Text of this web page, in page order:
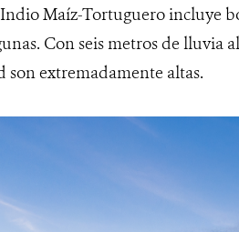
Maíz-Tortuguero incluye
Con seis metros de
extremadamente altas.